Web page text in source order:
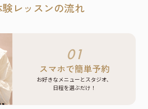
験レッスンの流れ
01
スマホで簡単予約
お好きなメニューとスタジオ、
日程を選ぶだけ！